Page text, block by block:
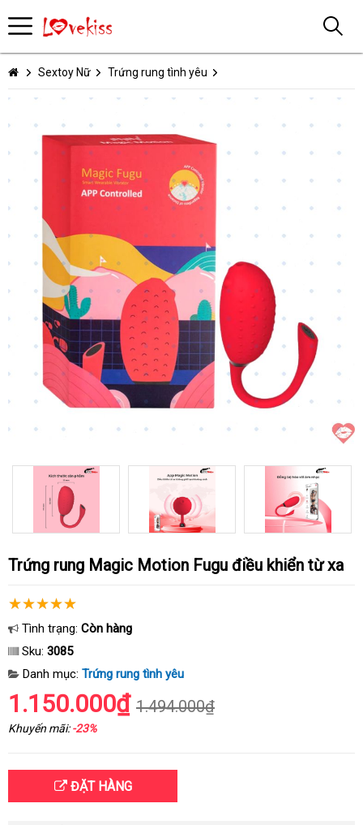
Sextoy Nữ Trứng rung tình yêu
Trứng rung Magic Motion Fugu điều khiển từ xa
Tình trạng: Còn hàng
Sku: 3085
Danh mục: Trứng rung tình yêu
1.150.000₫ 1.494.000₫
Khuyến mãi:-23%
ĐẶT HÀNG